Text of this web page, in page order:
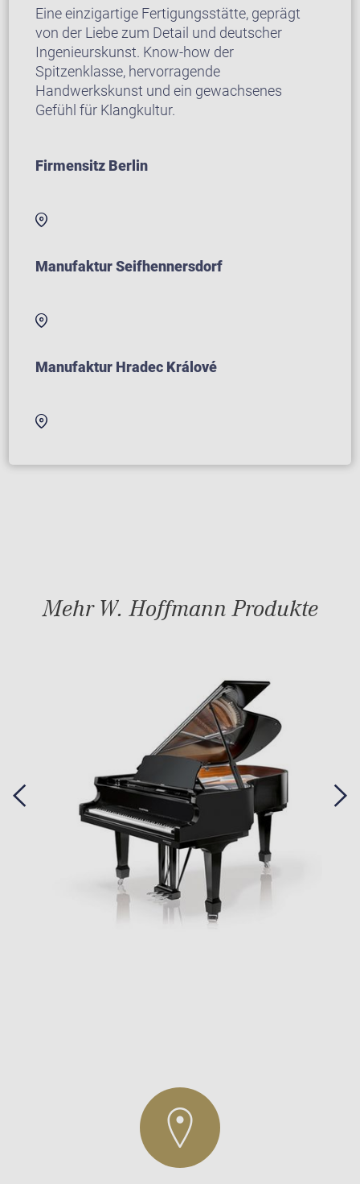
Eine einzigartige Fertigungsstätte, geprägt
von der Liebe zum Detail und deutscher
Ingenieurskunst. Know-how der
Spitzenklasse, hervorragende
Handwerkskunst und ein gewachsenes
Gefühl für Klangkultur.
Firmensitz Berlin
Manufaktur Seifhennersdorf
Manufaktur Hradec Králové
Mehr W. Hoffmann Produkte